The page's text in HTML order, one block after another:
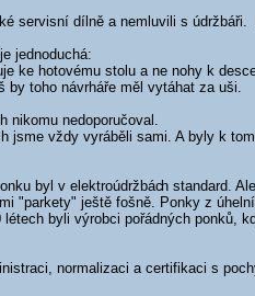
servisní dílně a nemluvili s
jednoduchá:
ke hotovému stolu a ne nohy k
by toho návrháře měl vytáhat za uši.
nikomu nedoporučoval.
jsme vždy vyráběli sami. A byly k
byl v elektroúdržbách standard.
"parkety" ještě fošně. Ponky z
létech byli výrobci pořádných ponků,
normalizaci a certifikaci s